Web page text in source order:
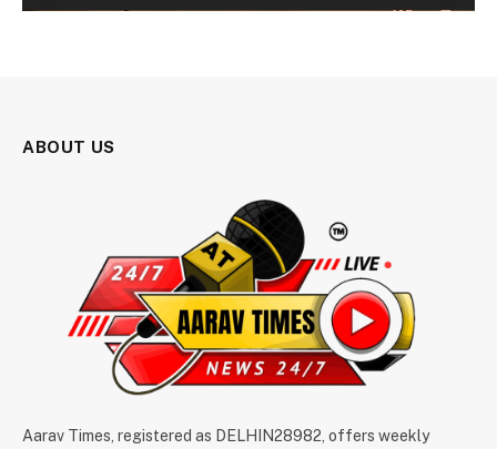
ABOUT US
Aarav Times, registered as DELHIN28982, offers weekly